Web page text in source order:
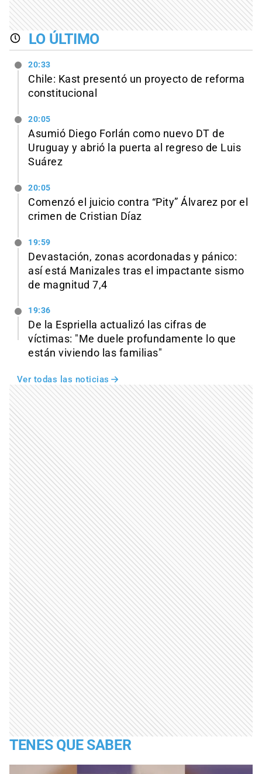
LO ÚLTIMO
20:33
Chile: Kast presentó un proyecto de reforma
constitucional
20:05
Asumió Diego Forlán como nuevo DT de
Uruguay y abrió la puerta al regreso de Luis
Suárez
20:05
Comenzó el juicio contra “Pity” Álvarez por el
crimen de Cristian Díaz
19:59
Devastación, zonas acordonadas y pánico:
así está Manizales tras el impactante sismo
de magnitud 7,4
19:36
De la Espriella actualizó las cifras de
víctimas: "Me duele profundamente lo que
están viviendo las familias"
Ver todas las noticias
TENES QUE SABER